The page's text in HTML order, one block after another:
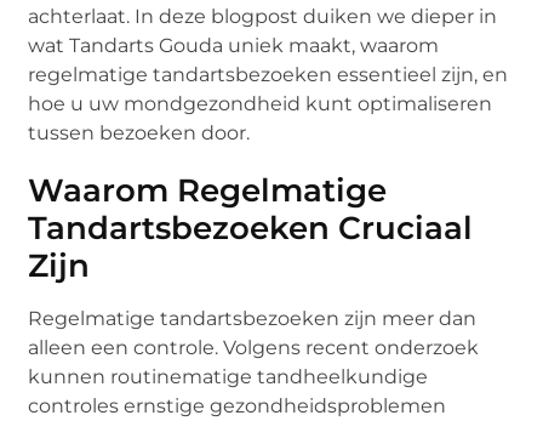
achterlaat. In deze blogpost duiken we dieper in
wat Tandarts Gouda uniek maakt, waarom
regelmatige tandartsbezoeken essentieel zijn, en
hoe u uw mondgezondheid kunt optimaliseren
tussen bezoeken door.
Waarom Regelmatige
Tandartsbezoeken Cruciaal
Zijn
Regelmatige tandartsbezoeken zijn meer dan
alleen een controle. Volgens recent onderzoek
kunnen routinematige tandheelkundige
controles ernstige gezondheidsproblemen